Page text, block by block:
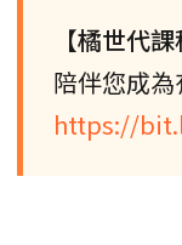
【橘世代課
陪伴您成為
https://